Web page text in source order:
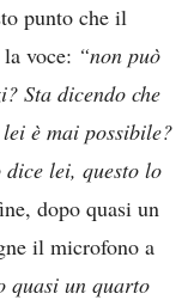
punto che il
voce: “non può
Sta dicendo che
è mai possibile?
lei, questo lo
dopo quasi un
il microfono a
quasi un quarto